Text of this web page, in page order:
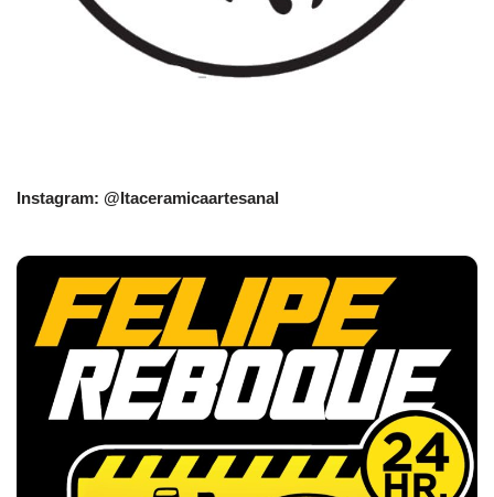
Instagram: @Itaceramicaartesanal